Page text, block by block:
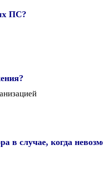
ПС?
в случае, когда